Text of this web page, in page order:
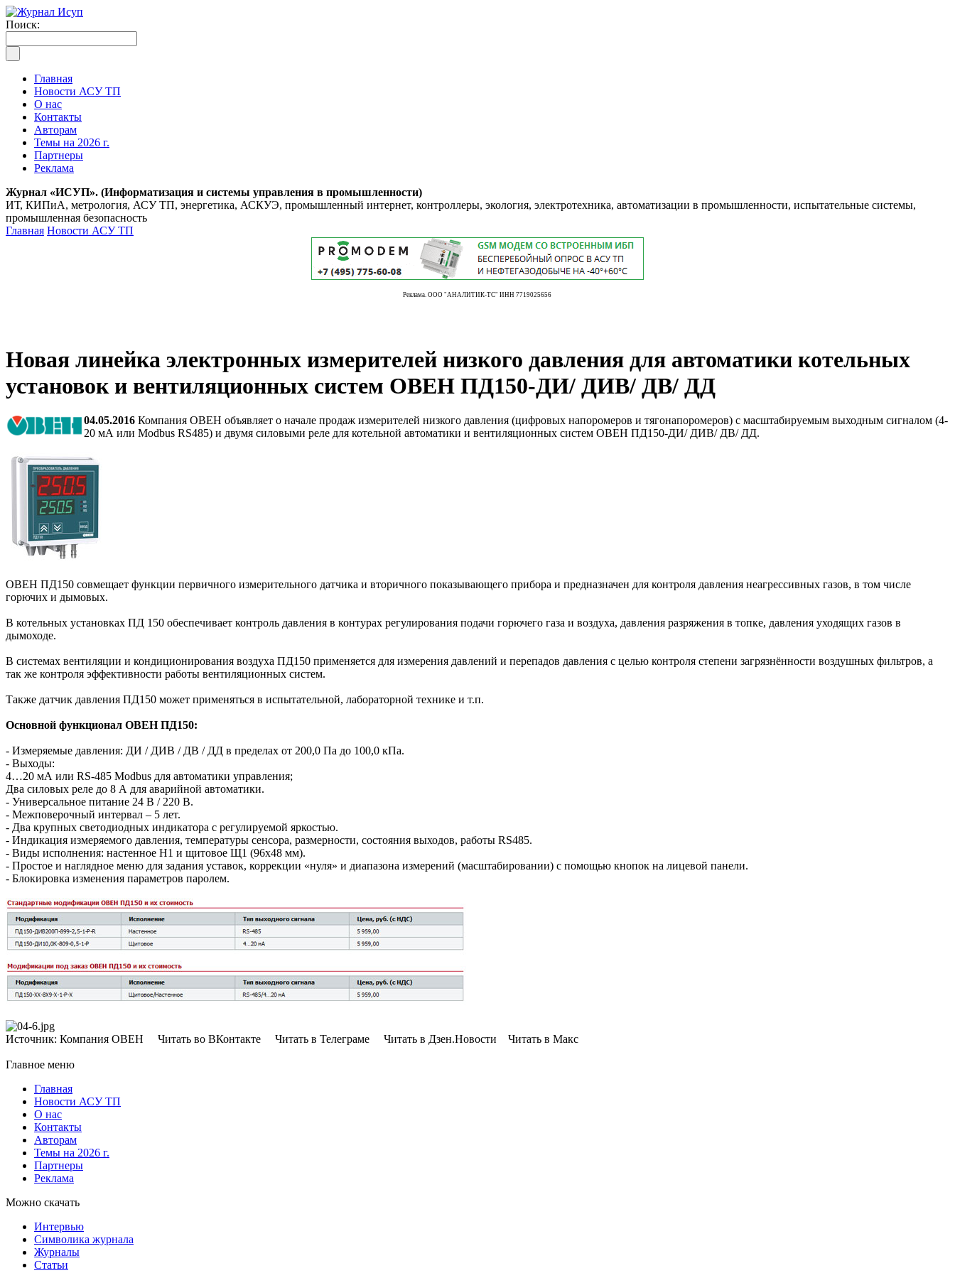
Поиск:
Главная
Новости АСУ ТП
О нас
Контакты
Авторам
Темы на 2026 г.
Партнеры
Реклама
Журнал «ИСУП». (Информатизация и системы управления в промышленности)
ИТ, КИПиА, метрология, АСУ ТП, энергетика, АСКУЭ, промышленный интернет, контроллеры, экология, электротехника, автоматизации в промышленности, испытательные системы,
промышленная безопасность
Главная Новости АСУ ТП
Реклама. ООО "АНАЛИТИК-ТС" ИНН 7719025656
Новая линейка электронных измерителей низкого давления для автоматики котельных
установок и вентиляционных систем ОВЕН ПД150-ДИ/ ДИВ/ ДВ/ ДД
04.05.2016 Компания ОВЕН объявляет о начале продаж измерителей низкого давления (цифровых напоромеров и тягонапоромеров) с масштабируемым выходным сигналом (4-
20 мА или Modbus RS485) и двумя силовыми реле для котельной автоматики и вентиляционных систем ОВЕН ПД150-ДИ/ ДИВ/ ДВ/ ДД.
ОВЕН ПД150 совмещает функции первичного измерительного датчика и вторичного показывающего прибора и предназначен для контроля давления неагрессивных газов, в том числе
горючих и дымовых.
В котельных установках ПД 150 обеспечивает контроль давления в контурах регулирования подачи горючего газа и воздуха, давления разряжения в топке, давления уходящих газов в
дымоходе.
В системах вентиляции и кондиционирования воздуха ПД150 применяется для измерения давлений и перепадов давления с целью контроля степени загрязнённости воздушных фильтров, а
так же контроля эффективности работы вентиляционных систем.
Также датчик давления ПД150 может применяться в испытательной, лабораторной технике и т.п.
Основной функционал ОВЕН ПД150:
- Измеряемые давления: ДИ / ДИВ / ДВ / ДД в пределах от 200,0 Па до 100,0 кПа.
- Выходы:
4…20 мА или RS-485 Modbus для автоматики управления;
Два силовых реле до 8 А для аварийной автоматики.
- Универсальное питание 24 В / 220 В.
- Межповерочный интервал – 5 лет.
- Два крупных светодиодных индикатора с регулируемой яркостью.
- Индикация измеряемого давления, температуры сенсора, размерности, состояния выходов, работы RS485.
- Виды исполнения: настенное Н1 и щитовое Щ1 (96х48 мм).
- Простое и наглядное меню для задания уставок, коррекции «нуля» и диапазона измерений (масштабировании) с помощью кнопок на лицевой панели.
- Блокировка изменения параметров паролем.
Источник: Компания ОВЕН Читать во ВКонтакте Читать в Телеграме Читать в Дзен.Новости Читать в Макс
Главное меню
Главная
Новости АСУ ТП
О нас
Контакты
Авторам
Темы на 2026 г.
Партнеры
Реклама
Можно скачать
Интервью
Символика журнала
Журналы
Статьи